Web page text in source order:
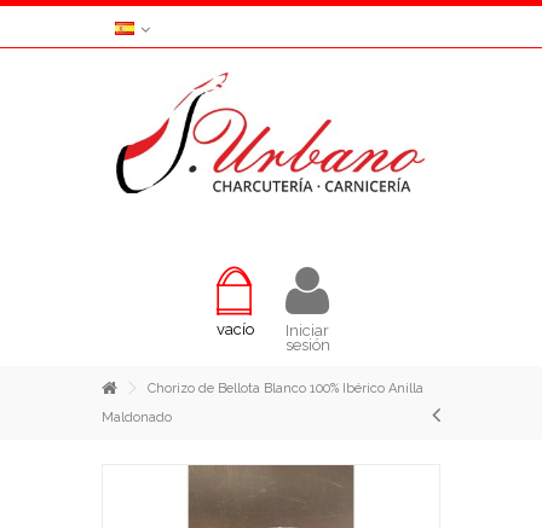
vacío
Iniciar
sesión
Chorizo de Bellota Blanco 100% Ibérico Anilla
Maldonado